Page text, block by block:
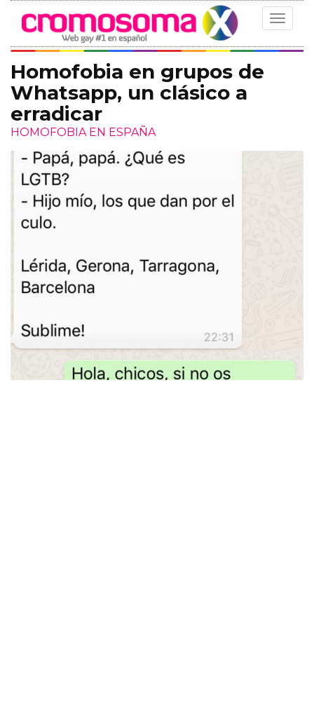
Toggle
Homofobia en grupos de
Whatsapp, un clásico a
erradicar
HOMOFOBIA EN ESPAÑA